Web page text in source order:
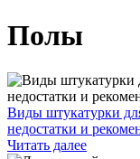
Полы
Виды штукатурки
недостатки и
Читать далее